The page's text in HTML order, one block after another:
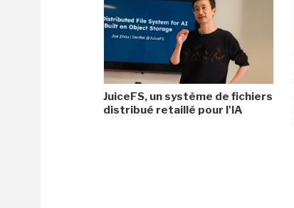
JuiceFS, un système de fichiers
distribué retaillé pour l'IA